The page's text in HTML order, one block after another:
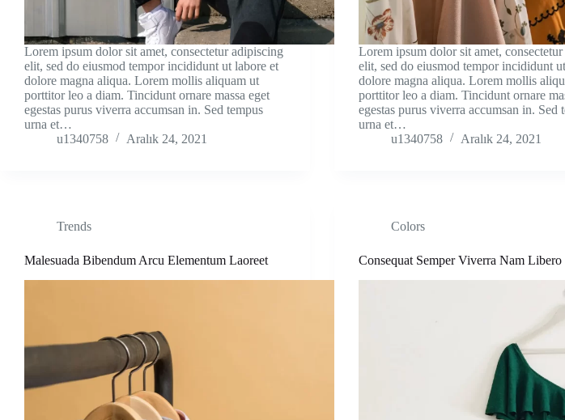
Lorem ipsum dolor sit amet, consectetur adipiscing
elit, sed do eiusmod tempor incididunt ut labore et
dolore magna aliqua. Lorem mollis aliquam ut
porttitor leo a diam. Tincidunt ornare massa eget
egestas purus viverra accumsan in. Sed tempus
urna et…
u1340758
Aralık 24, 2021
Lorem ipsum dolor sit amet,
elit, sed do eiusmod tempor incididunt
dolore magna aliqua. Lorem mollis
porttitor leo a diam. Tincidunt ornare
egestas purus viverra accumsan in. Sed
urna et…
u1340758
Aralık 24, 2021
Trends
Malesuada Bibendum Arcu Elementum Laoreet
Colors
Consequat Semper Viverra Nam Libero